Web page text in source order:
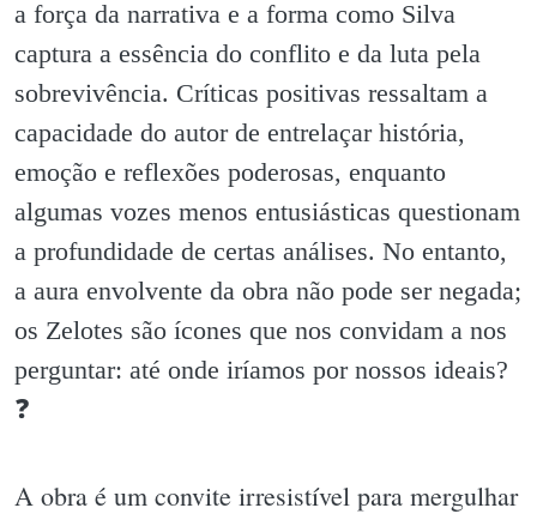
a força da narrativa e a forma como Silva
captura a essência do conflito e da luta pela
sobrevivência. Críticas positivas ressaltam a
capacidade do autor de entrelaçar história,
emoção e reflexões poderosas, enquanto
algumas vozes menos entusiásticas questionam
a profundidade de certas análises. No entanto,
a aura envolvente da obra não pode ser negada;
os Zelotes são ícones que nos convidam a nos
perguntar: até onde iríamos por nossos ideais?
❓️
A obra é um convite irresistível para mergulhar